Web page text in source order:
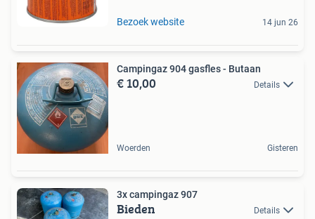
Bezoek website 14 jun 26
Campingaz 904 gasfles - Butaan
€ 10,00 Details
Woerden Gisteren
3x campingaz 907
Bieden Details